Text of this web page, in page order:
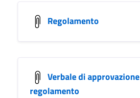
Regolamento
Verbale di approvazione
regolamento